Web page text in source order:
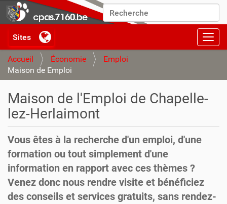
Chercher par
Recherche avancée…
Accueil Économie
Emploi
Maison de Emploi
Maison de l'Emploi de Chapelle-
lez-Herlaimont
Vous êtes à la recherche d'un emploi, d'une
formation ou tout simplement d'une
information en rapport avec ces thèmes ?
Venez donc nous rendre visite et bénéficiez
des conseils et services gratuits, sans rendez-